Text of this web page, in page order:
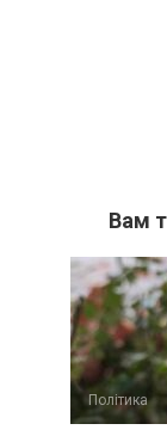
Вам
Політика